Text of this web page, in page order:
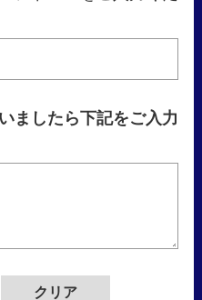
ましたら下記をご入力